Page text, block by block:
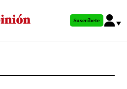
al
principal
Suscríbete